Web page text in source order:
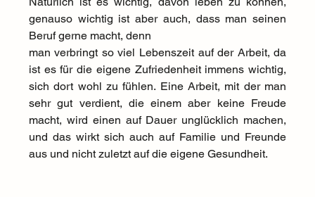
genauso wichtig ist aber auch, dass man seinen
Beruf gerne macht, denn
man verbringt so viel Lebenszeit auf der Arbeit, da
ist es für die eigene Zufriedenheit immens wichtig,
sich dort wohl zu fühlen. Eine Arbeit, mit der man
sehr gut verdient, die einem aber keine Freude
macht, wird einen auf Dauer unglücklich machen,
und das wirkt sich auch auf Familie und Freunde
aus und nicht zuletzt auf die eigene Gesundheit.